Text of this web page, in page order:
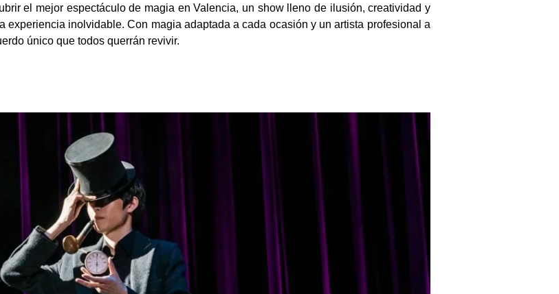
el mejor espectáculo de magia en Valencia, un show lleno de ilusión, creatividad y
experiencia inolvidable. Con magia adaptada a cada ocasión y un artista profesional a
único que todos querrán revivir.